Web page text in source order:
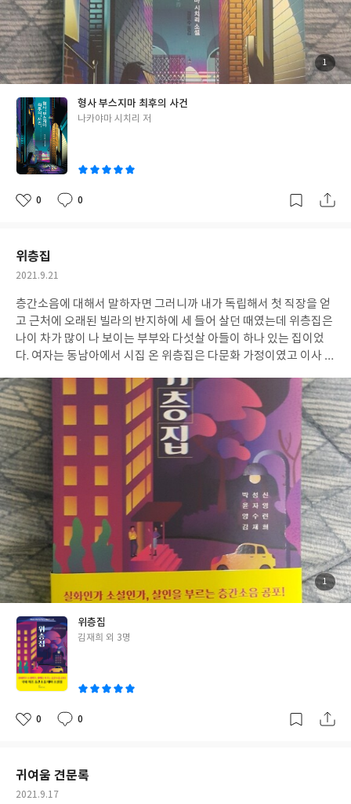
르게 만드는 교수라는 존재를 알게 되는데 전혀 실체를 알수 없는 악
중에 악 교수는 과연 누구인가... 이 소설은 '작가 형사 부스지마'의
전 이야기를 그린 프리퀄에 속하는 작품으로 각 이야기마다 불구대
천,자업자득 등 5개의 사자성어가 소제목으로 붙으며 각기 다른 이
야기들 속에서 하나의 접점이 되는 교수라는 실체를 밝히는 과정을
담고 있다. 인간의 심리를 교묘하게 이용하여 사회에 불만이 가득한
사람들을 끔찍한 범죄자로 만드는 교수라는 인물의 궁금증이 커지
며 여러 사건들을 단편처럼 읽어 나가다 교수의 정체가 밝혀지면서
하나의 장편처럼 끝을 맺는 익숙한 구성으로 가독성을 높이며 역시
이번에도 작가 최고의 장점이라고 느끼는 경찰 세계에 대한 매우 디
졌다.무엇보다 천부적인 동물적 본능과 집요함으로 경시청 최고의
그의 모습이 인간적으론 도저히 가까이 할수 없는 독특한 캐릭터에
점점 빠지는 것이 소설의 핵심 이라고 볼수 있다.철저한 개인주의자
지만 자기가 맡은 일 만큼은 확실하게 하는 일꾼으로 최고지만 관리
자 로서는 최악인 그런 사람들은 사회에서 어딜 가나 꼭 있기 때문에
어쩌면 굉장히 현실적인 캐릭터가 더 집중력을 높이지 않았나 싶다.
천상천하 유아독존, 선과 악이 공존하는 듯한 부스지마 마사토!이
지 않았을까 하는 등 여러 복잡한 생각이 들면서 그런 캐릭터의 성향
을 이용한 마지막 반전도 영리했으며 형사를 그만두고 소설가로 변
신한 내막을 흥미롭게 풀어 나간 이야기는 왜 무조건 믿고 보는 작가
인지 다시 확인 할수 있었던 기회였다. 이 작품이 나카야마 시치리의
최고는 아니라 생각되지만 시치리의 팬으로서 또 어두운 장르소설
을 즐겨 읽는 독자로서 그만의 색깔과 세계관이 잘 녹아 있어 만족감
이 들며 범죄자를 반드시 잡는 정의의 경찰,하지만 범죄자들 보다
훨씬 더 악인처럼 느껴졌던 잊을수 없는 독특한 캐릭터를 만난 재미
가 컸던 '형사 부스지마 최후의 사건' 리뷰를 마친다.
첨
부
된
사
1
형사 부스지마 최후의 사건
글
나카야마 시치리 저
좋
0
댓
0
작
위층집
작
일
2021.9.21
층간소음에 대해서 말하자면 그러니까 내가 독립해서 첫 직장을 얻
고 근처에 오래된 빌라의 반지하에 세 들어 살던 때였는데 위층집은
나이 차가 많이 나 보이는 부부와 다섯살 아들이 하나 있는 집이었
다. 여자는 동남아에서 시집 온 위층집은 다문화 가정이였고 이사 온
쿵쿵쿵...마치 아이는 여기가 학교 운동장이나 놀이터가 되는 마냥
온집안을 뛰어다니고 뭘 하는건지 뭔가 위에서 무거운 물건을 내리
다 바닥에 쿵!!!하는 소리들이 엉키며 그것은 천지가 진동하는 것처
럼 느껴졌다. 생활소음이야 어쩔수 없는 부분이고 집이 워낙 오래되
서 처음부터 방음은 기대도 안했지만 밤 늦은 시간에도 들려오는 소
리에 점점 신경이 예민해 졌는데 위층에 대한 원망이 커지고 왠만해
선 참고 지낼려고 했지만 도저히 안되겠다 싶어 몇번 올라가 여자에
게 주의를 당부했지만 한국말이 서툴렀던 소통하는데 많은 어려움
에 더 이상의 대화를 포기,남편은 무슨일을 하는지 아침 일찍 출근
해 밤 늦게 와 얼굴 보기가 힘든 사람이었고 남자가 쉬는 날 올라가
서 얘기를 하면 언짢아 하는 표정으로 "알겠다.조심하겠다."말은 하
지만 그날만 좀 나아질뿐 내일이면 도로아미타불이 되었다. 직장에
있을때야 뭐 상관이 없겠지만 퇴근하고 집에 온 이후나 쉬는 날에는
늘 위층에 신경을 곤두세우며 내가 우습게 보이는지,내가 왜 내 집
에서도 편하게 못 쉬는지 하는 위층에 대한 분노가 점점 쌓이기 시작
해서 이러다간 안되겠다 라는 두려움과 더 이상 위층에 올라 가는 것
이 너무 싫어 결국 집에 있는 시간을 어떻하든 최대한 줄이며 피해가
는 방법을 선택할 수 밖에 없었다. 그나마 정말 다행인건 위층은 6개
이 있는 가족이었고 당연한 생활소음 외에는 다른 문제가 없었던 나
란 소재를 가지고 한국의 추리 미스터리 작가들이 모여 펴낸 단편집
'위층집'은 그래서 나에겐 더욱 공감하고 흥미롭고 무섭게 읽을 수
첨
부
된
사
1
위층집
글
김재희 외 3명
좋
0
댓
0
작
귀여움 견문록
작
2021.9.17